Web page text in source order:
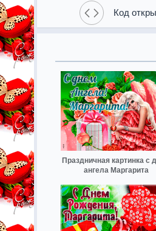
Код
Праздничная картинка с
ангела Маргарита